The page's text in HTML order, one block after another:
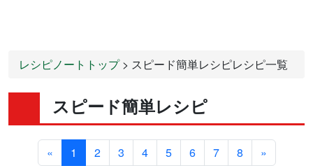
レシピノートトップ> スピード簡単レシピレシピ一覧
スピード簡単レシピ
« 1 2 3 4 5 6 7 8 »